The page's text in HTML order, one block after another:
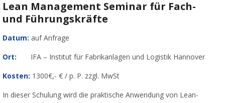
Lean Management Seminar für Fach-
und Führungskräfte
Datum: auf Anfrage
Ort:
IFA – Institut für Fabrikanlagen und Logistik Hannover
Kosten: 1300€,- € / p. P. zzgl. MwSt
In dieser Schulung wird die praktische Anwendung von Lean-